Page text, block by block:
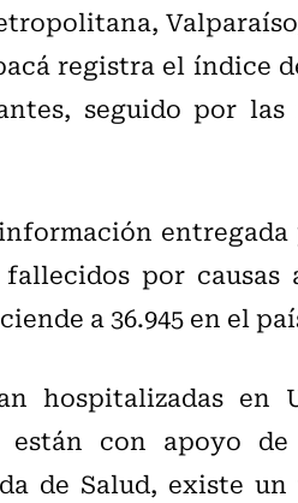
registra el índice
seguido por las
entregada
por causas
a 36.945 en el
hospitalizadas en
están con apoyo
de Salud, existe un